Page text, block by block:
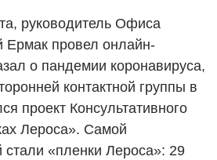
руководитель Офиса
Ермак провел онлайн-
о пандемии коронавируса,
контактной группы в
проект Консультативного
Лероса». Самой
стали «пленки Лероса»: 29